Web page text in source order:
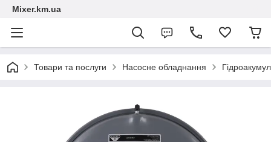
Mixer.km.ua
Товари та послуги Насосне обладнання